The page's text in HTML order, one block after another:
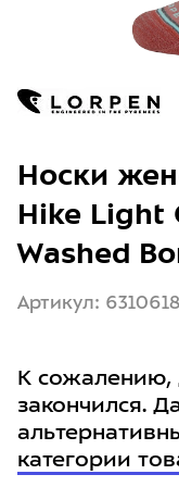
Носки
Hike Light
Washed
Артикул:
К сожалению,
закончился.
категории